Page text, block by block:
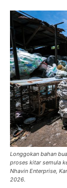
Longgokan bahan
proses kitar semula
Nhavin Enterprise,
2026.